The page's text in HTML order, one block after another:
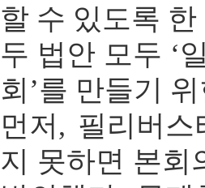
할 수 있도록
두 법안 모두 ‘
회’를 만들기
먼저, 필리버
지 못하면 본회